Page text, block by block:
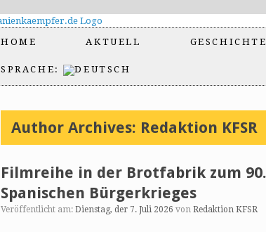
HOME AKTUELL GESCHICHTE
SPRACHE:
Author Archives: Redaktion KFSR
Filmreihe in der Brotfabrik zum
Spanischen Bürgerkrieges
Veröffentlicht am: Dienstag, der 7. Juli 2026 von Redaktion KFSR